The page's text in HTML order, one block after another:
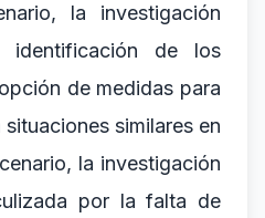
la investigación
de los
de medidas para
similares en
la investigación
por la falta de